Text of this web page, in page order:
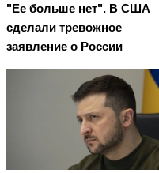
"Ее больше нет". В США
сделали тревожное
заявление о России